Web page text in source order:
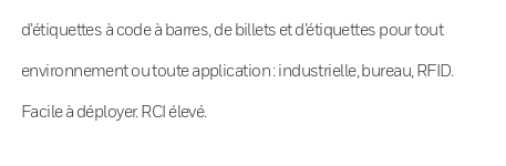
d’étiquettes à code à barres, de billets et d’étiquettes pour tout
environnement ou toute application : industrielle, bureau, RFID.
Facile à déployer. RCI élevé.